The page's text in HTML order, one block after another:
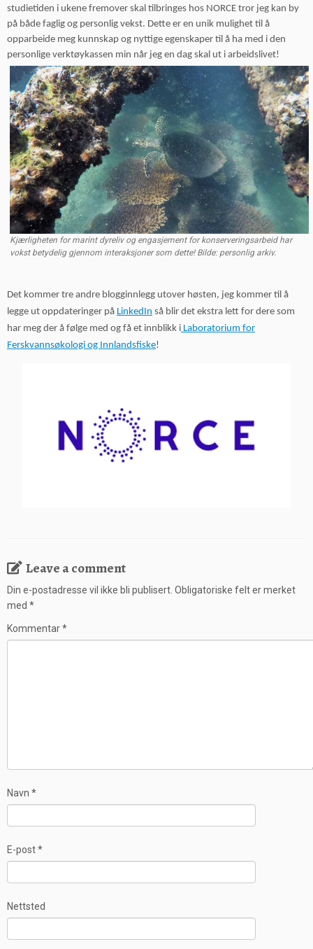
studietiden i ukene fremover skal tilbringes hos NORCE tror jeg kan by
på både faglig og personlig vekst. Dette er en unik mulighet til å
opparbeide meg kunnskap og nyttige egenskaper til å ha med i den
personlige verktøykassen min når jeg en dag skal ut i arbeidslivet!
Kjærligheten for marint dyreliv og engasjement for konserveringsarbeid har
vokst betydelig gjennom interaksjoner som dette! Bilde: personlig arkiv.
Det kommer tre andre blogginnlegg utover høsten, jeg kommer til å
legge ut oppdateringer på LinkedIn så blir det ekstra lett for dere som
har meg der å følge med og få et innblikk i Laboratorium for
Ferskvannsøkologi og Innlandsfiske!
Leave a comment
Din e-postadresse vil ikke bli publisert. Obligatoriske felt er merket
med *
Kommentar*
Navn *
E-post*
Nettsted